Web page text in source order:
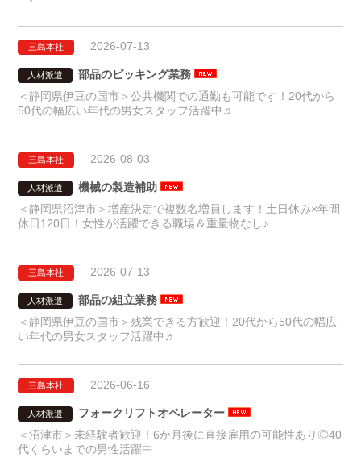
三島本社 2026-07-13
人材派遣
部品のピッキング業務
＜静岡県伊豆の国市＞公共機関での通勤も可能です！20代から
50代の幅広い年代の男女スタッフ活躍中♬
三島本社 2026-08-03
人材派遣
機械の製造補助
＜静岡県沼津市＞増産決定で複数名増員します！土日休み×年間
休日120日！女性が活躍できる職場＆重量物なし♪
三島本社 2026-07-13
人材派遣
部品の組立業務
＜静岡県伊豆の国市＞残業できる方歓迎！20代から50代の幅広
い年代の男女スタッフ活躍中♬
三島本社 2026-06-16
人材派遣
フォークリフトオペレーター
＜沼津市＞未経験者歓迎！6か月後に直接雇用の可能性あり◎40
代くらいまでの男性活躍中